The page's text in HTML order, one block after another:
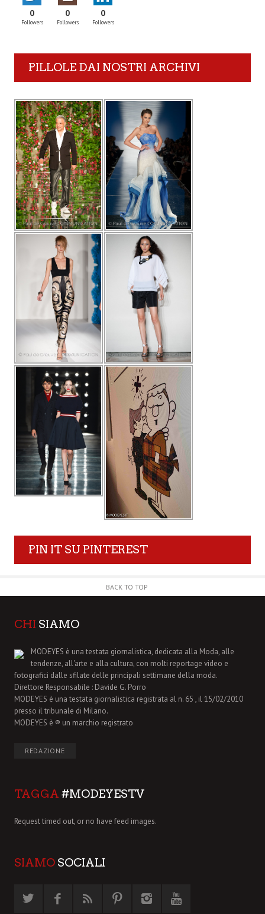
0
Followers
0
Followers
0
Followers
PILLOLE DAI NOSTRI ARCHIVI
PIN IT SU PINTEREST
BACK TO TOP
CHI SIAMO
MODEYES è una testata giornalistica, dedicata alla Moda, alle
tendenze, all'arte e alla cultura, con molti reportage video e
fotografici dalle sfilate delle principali settimane della moda.
Direttore Responsabile : Davide G. Porro
MODEYES è una testata giornalistica registrata al n. 65 , il 15/02/2010
presso il tribunale di Milano.
MODEYES è ® un marchio registrato
REDAZIONE
TAGGA #MODEYESTV
Request timed out, or no have feed images.
SIAMO SOCIALI